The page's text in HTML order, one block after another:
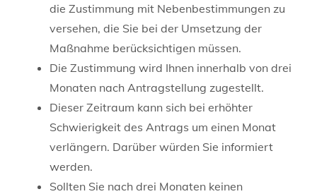
die Zustimmung mit Nebenbestimmungen zu
versehen, die Sie bei der Umsetzung der
Maßnahme berücksichtigen müssen.
Die Zustimmung wird Ihnen innerhalb von drei
Monaten nach Antragstellung zugestellt.
Dieser Zeitraum kann sich bei erhöhter
Schwierigkeit des Antrags um einen Monat
verlängern. Darüber würden Sie informiert
werden.
Sollten Sie nach drei Monaten keinen